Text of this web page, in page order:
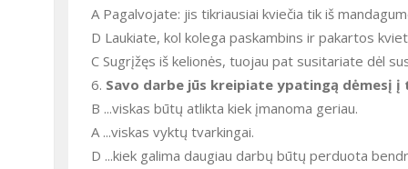
A Pagalvojate: jis tikriausiai kviečia tik iš
D Laukiate, kol kolega paskambins ir pakartos
C Sugrįžęs iš kelionės, tuojau pat susitariate dėl
6. Savo darbe jūs kreipiate ypatingą dėmesį į
B ...viskas būtų atlikta kiek įmanoma geriau.
A ...viskas vyktų tvarkingai.
D ...kiek galima daugiau darbų būtų perduota